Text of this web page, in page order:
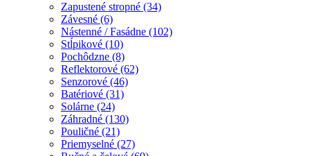
Zapustené stropné (34)
Závesné (6)
Nástenné / Fasádne (102)
Stĺpikové (10)
Pochôdzne (8)
Reflektorové (62)
Senzorové (46)
Batériové (31)
Solárne (24)
Záhradné (130)
Pouličné (21)
Priemyselné (27)